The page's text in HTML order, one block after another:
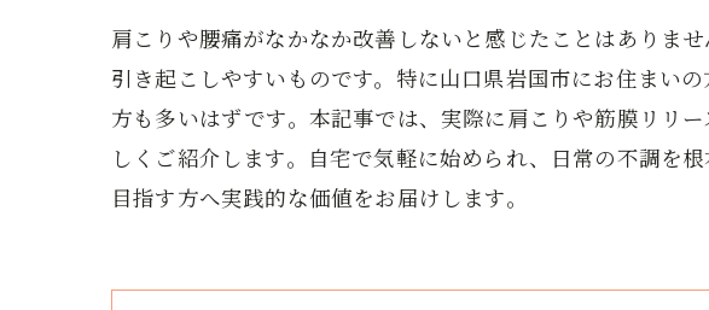
肩こりや腰痛がなかなか改善しないと感じたことはありま
引き起こしやすいものです。特に山口県岩国市にお住まい
方も多いはずです。本記事では、実際に肩こりや筋膜リリ
しくご紹介します。自宅で気軽に始められ、日常の不調を
目指す方へ実践的な価値をお届けします。